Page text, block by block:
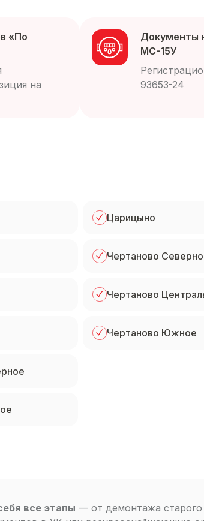
«По
на
Документы
МС-15У
93653-24
Царицыно
Чертаново
Чертаново
Чертаново Южное
все этапы — от демонтажа